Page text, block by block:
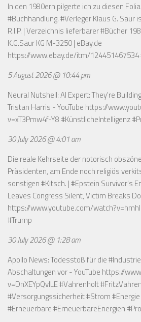
In den 1980ern pilgerte ich zu diesen
#Buchhandlung. #Verleger Klaus G. Saur
R.I.P. | Verzeichnis lieferbarer #Bücher
K.G.Saur KG M-3250 | eBay.de
https://www.ebay.de/itm/124451467534
5 August 2026 @ 10:44 pm
Neural Nutshell: AI Expert: They're
Tristan Harris - YouTube https://
v=xT3Pmw4f-Y8#KünstlicheIntelligenz
30 July 2026 @ 4:01 am
Die reale Kehrseite der notorisch
Präsidenten, am Ende noch religiös
sonstigen #Kitsch. | #Epstein Survivor's
Leaves Congress Silent, Victim Breaks
https://www.youtube.com/
#Trump
30 July 2026 @ 1:28 am
Apollo News: Todesstoß für die
Abschaltungen vor - YouTube https://
v=DnXEYpQvILE#Vahrenholt
#Versorgungssicherheit #Strom
#Erneuerbare #ErneuerbareEnergien